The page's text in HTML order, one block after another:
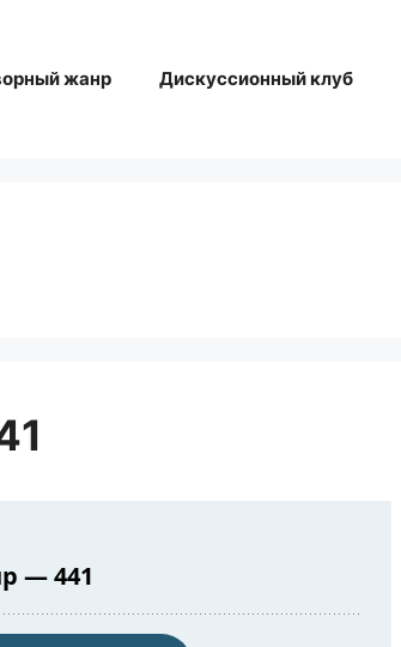
жанр Дискуссионный клуб